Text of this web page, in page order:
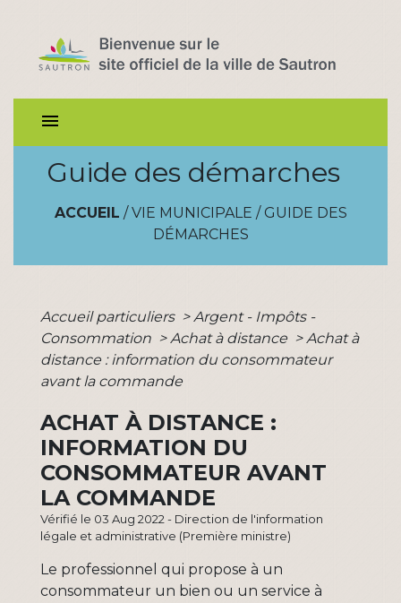
menu
Guide des démarches
ACCUEIL / VIE MUNICIPALE / GUIDE DES
DÉMARCHES
Accueil particuliers > Argent - Impôts -
Consommation > Achat à distance > Achat à
distance : information du consommateur
avant la commande
ACHAT À DISTANCE :
INFORMATION DU
CONSOMMATEUR AVANT
LA COMMANDE
Vérifié le 03 Aug 2022 - Direction de l'information
légale et administrative (Première ministre)
Le professionnel qui propose à un
consommateur un bien ou un service à